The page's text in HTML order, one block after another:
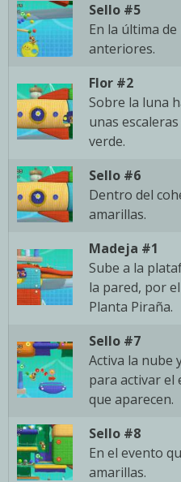
Sello #5
En la última
anteriores.
Flor #2
Sobre la luna
unas
verde.
Sello #6
Dentro del
amarillas.
Madeja #1
Sube a la
la pared, por
Planta Piraña.
Sello #7
Activa la nube
para activar el
que aparecen.
Sello #8
En el evento
amarillas.